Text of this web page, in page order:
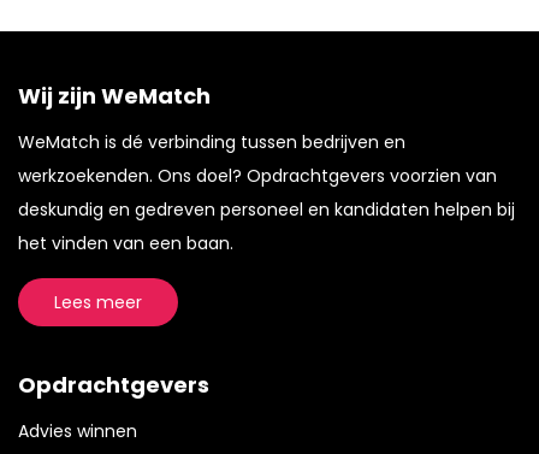
Wij zijn WeMatch
WeMatch is dé verbinding tussen bedrijven en
werkzoekenden. Ons doel? Opdrachtgevers voorzien van
deskundig en gedreven personeel en kandidaten helpen bij
het vinden van een baan.
Lees meer
Opdrachtgevers
Advies winnen